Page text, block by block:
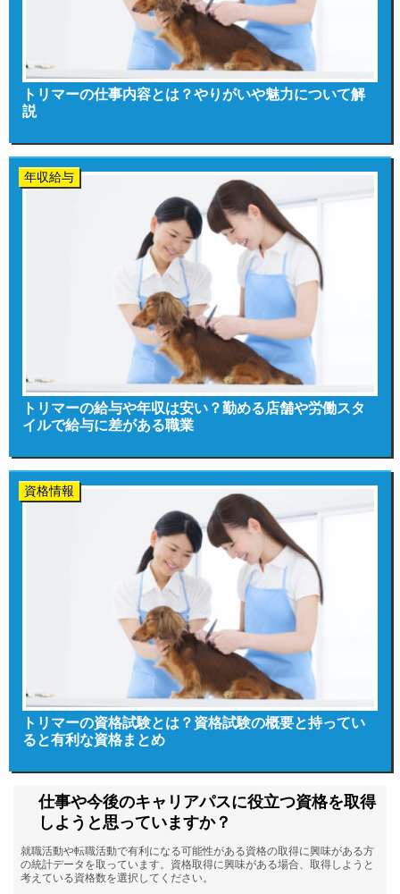
トリマーの仕事内容とは？やりがいや魅力について解
説
年収給与
トリマーの給与や年収は安い？勤める店舗や労働スタ
イルで給与に差がある職業
資格情報
トリマーの資格試験とは？資格試験の概要と持ってい
ると有利な資格まとめ
仕事や今後のキャリアパスに役立つ資格を取得
しようと思っていますか？
就職活動や転職活動で有利になる可能性がある資格の取得に興味がある方
の統計データを取っています。資格取得に興味がある場合、取得しようと
考えている資格数を選択してください。